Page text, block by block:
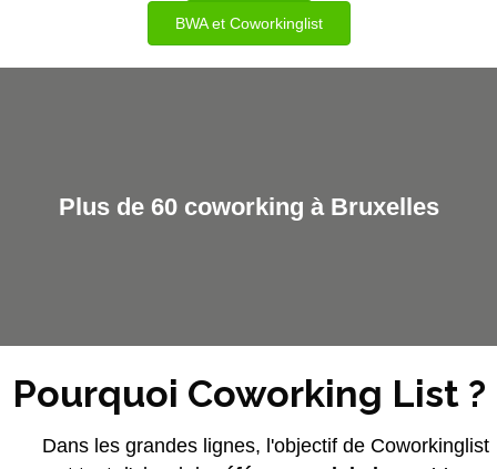
BWA et Coworkinglist
Plus de 60 coworking à Bruxelles
Pourquoi Coworking List ?
Dans les grandes lignes, l'objectif de Coworkinglist